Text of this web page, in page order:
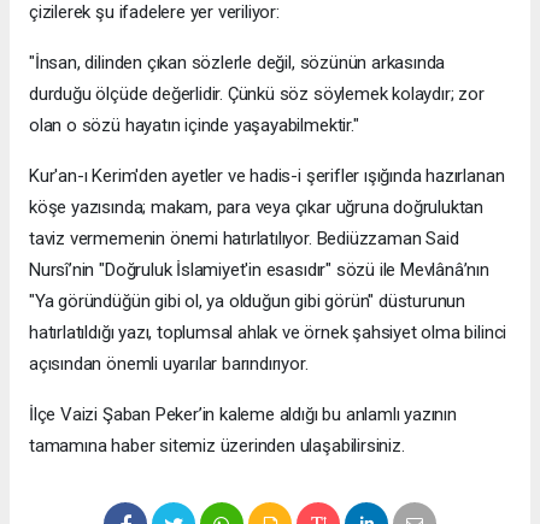
çizilerek şu ifadelere yer veriliyor:
​"İnsan, dilinden çıkan sözlerle değil, sözünün arkasında
durduğu ölçüde değerlidir. Çünkü söz söylemek kolaydır; zor
olan o sözü hayatın içinde yaşayabilmektir."
​Kur'an-ı Kerim'den ayetler ve hadis-i şerifler ışığında hazırlanan
köşe yazısında; makam, para veya çıkar uğruna doğruluktan
taviz vermemenin önemi hatırlatılıyor. Bediüzzaman Said
Nursî’nin "Doğruluk İslamiyet'in esasıdır" sözü ile Mevlânâ’nın
"Ya göründüğün gibi ol, ya olduğun gibi görün" düsturunun
hatırlatıldığı yazı, toplumsal ahlak ve örnek şahsiyet olma bilinci
açısından önemli uyarılar barındırıyor.
​İlçe Vaizi Şaban Peker’in kaleme aldığı bu anlamlı yazının
tamamına haber sitemiz üzerinden ulaşabilirsiniz.